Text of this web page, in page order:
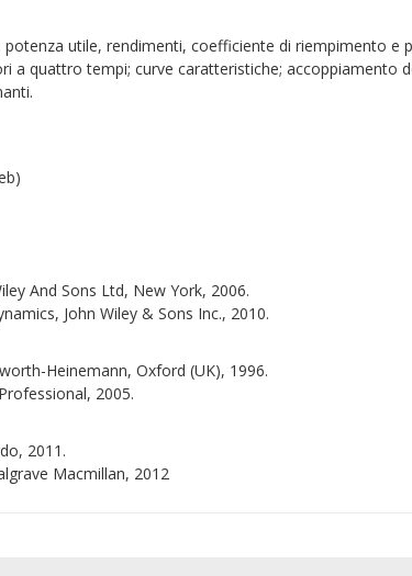
utile, rendimenti, coefficiente di riempimento e
a quattro tempi; curve caratteristiche; accoppiamento
And Sons Ltd, New York, 2006.
, John Wiley & Sons Inc., 2010.
Heinemann, Oxford (UK), 1996.
2005.
2011.
Macmillan, 2012